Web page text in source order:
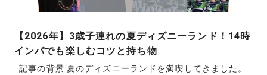
【2026年】3歳子連れの夏ディズニーランド！14時
インパでも楽しむコツと持ち物
記事の背景 夏のディズニーランドを満喫してきました。